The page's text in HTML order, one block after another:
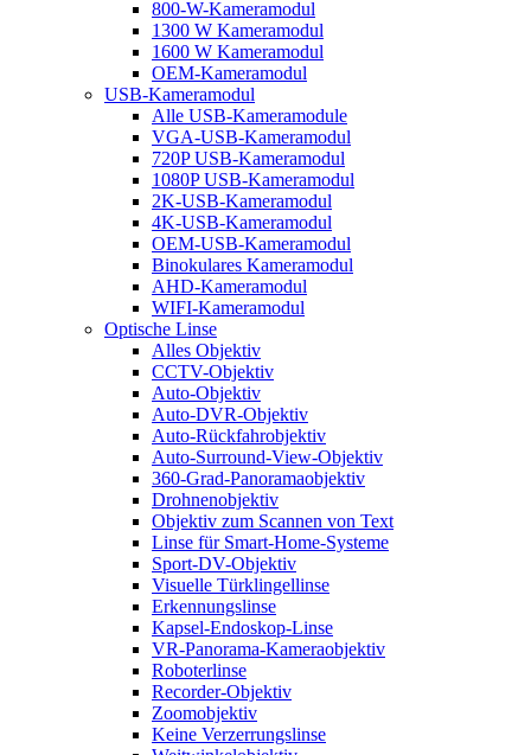
800-W-Kameramodul
1300 W Kameramodul
1600 W Kameramodul
OEM-Kameramodul
USB-Kameramodul
Alle USB-Kameramodule
VGA-USB-Kameramodul
720P USB-Kameramodul
1080P USB-Kameramodul
2K-USB-Kameramodul
4K-USB-Kameramodul
OEM-USB-Kameramodul
Binokulares Kameramodul
AHD-Kameramodul
WIFI-Kameramodul
Optische Linse
Alles Objektiv
CCTV-Objektiv
Auto-Objektiv
Auto-DVR-Objektiv
Auto-Rückfahrobjektiv
Auto-Surround-View-Objektiv
360-Grad-Panoramaobjektiv
Drohnenobjektiv
Objektiv zum Scannen von Text
Linse für Smart-Home-Systeme
Sport-DV-Objektiv
Visuelle Türklingellinse
Erkennungslinse
Kapsel-Endoskop-Linse
VR-Panorama-Kameraobjektiv
Roboterlinse
Recorder-Objektiv
Zoomobjektiv
Keine Verzerrungslinse